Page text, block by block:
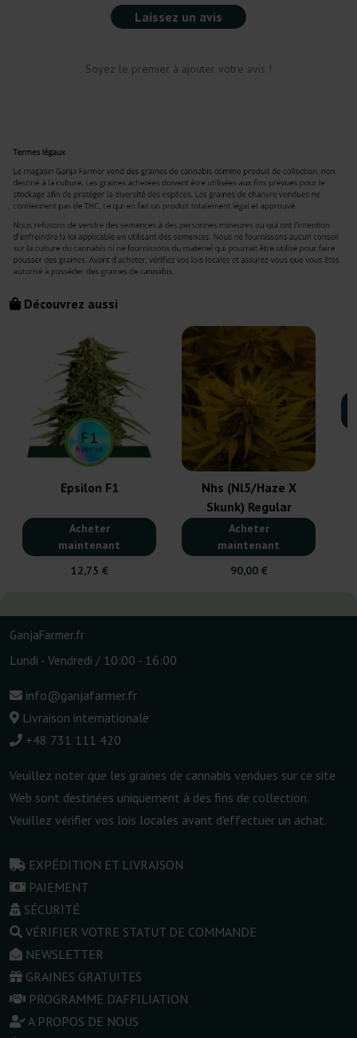
Laissez un avis
Soyez le premier à ajouter votre avis !
Découvrez aussi
Epsilon F1
Acheter
maintenant
12,75 €
Nhs (Nl5/Haze X
Skunk) Regular
Acheter
maintenant
90,00 €
GanjaFarmer.fr
Lundi - Vendredi / 10:00 - 16:00
info@ganjafarmer.fr
Livraison internationale
+48 731 111 420
Veuillez noter que les graines de cannabis vendues sur ce site
Web sont destinées uniquement à des fins de collection.
Veuillez vérifier vos lois locales avant d'effectuer un achat.
EXPÉDITION ET LIVRAISON
PAIEMENT
SÉCURITÉ
VÉRIFIER VOTRE STATUT DE COMMANDE
NEWSLETTER
GRAINES GRATUITES
PROGRAMME D'AFFILIATION
A PROPOS DE NOUS